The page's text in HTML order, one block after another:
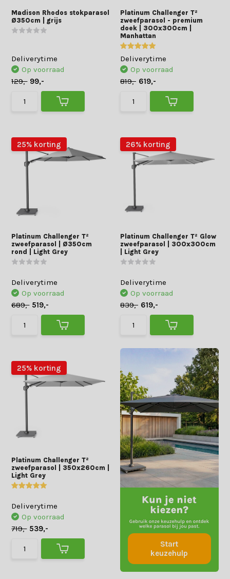
Madison Rhodos stokparasol
Ø350cm | grijs
Deliverytime
Op voorraad
129,- 99,-
Platinum Challenger T²
zweefparasol - premium
doek | 300x300cm |
Manhattan
Deliverytime
Op voorraad
819,- 619,-
25% korting
Platinum Challenger T²
zweefparasol | Ø350cm
rond | Light Grey
Deliverytime
Op voorraad
689,- 519,-
26% korting
Platinum Challenger T² Glow
zweefparasol | 300x300cm
| Light Grey
Deliverytime
Op voorraad
839,- 619,-
25% korting
Platinum Challenger T²
zweefparasol | 350x260cm |
Light Grey
Deliverytime
Op voorraad
719,- 539,-
Start
keuzehulp